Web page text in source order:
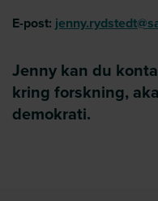
E-post:
Jenny kan du
kring forskning,
demokrati.